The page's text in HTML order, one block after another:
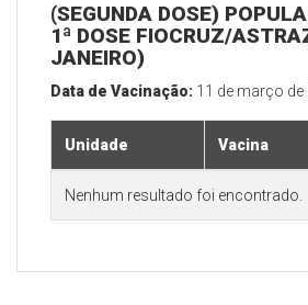
(SEGUNDA DOSE)
1ª DOSE FIOCRUZ/
JANEIRO)
Data de Vacinação: 11 de março de
Unidade Vacina
Nenhum resultado foi encontrado.